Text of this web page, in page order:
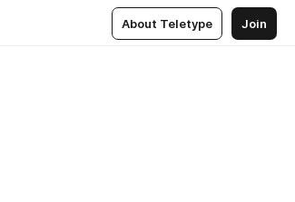
About Teletype Join